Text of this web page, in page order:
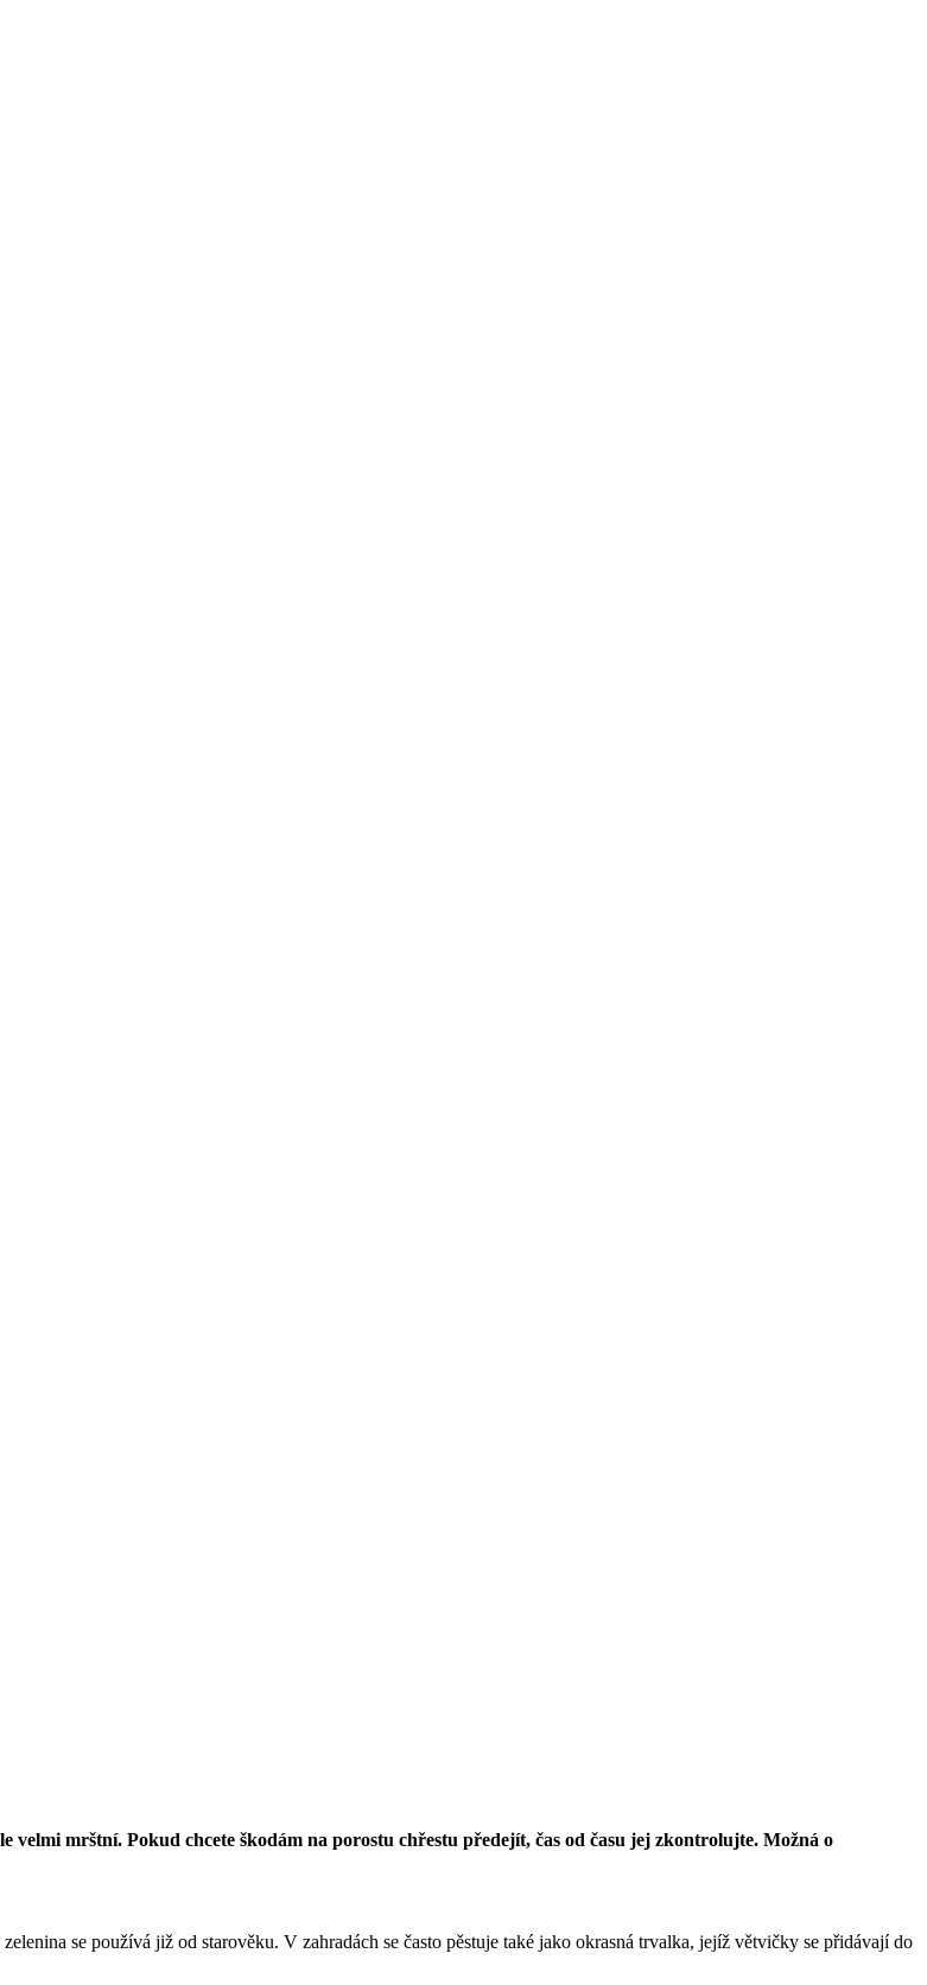
mrštní. Pokud chcete škodám na porostu chřestu předejít, čas od času jej zkontrolujte. Možná o
se používá již od starověku. V zahradách se často pěstuje také jako okrasná trvalka, jejíž větvičky se přidávají do